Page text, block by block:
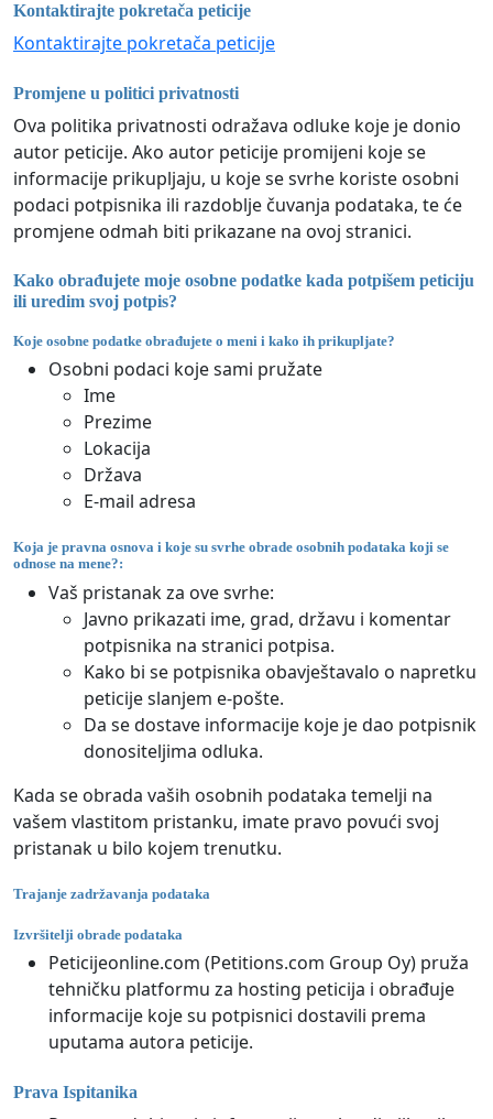
Kontaktirajte pokretača peticije
Kontaktirajte pokretača peticije
Promjene u politici privatnosti
Ova politika privatnosti odražava odluke koje je donio
autor peticije. Ako autor peticije promijeni koje se
informacije prikupljaju, u koje se svrhe koriste osobni
podaci potpisnika ili razdoblje čuvanja podataka, te će
promjene odmah biti prikazane na ovoj stranici.
Kako obrađujete moje osobne podatke kada potpišem peticiju
ili uredim svoj potpis?
Koje osobne podatke obrađujete o meni i kako ih prikupljate?
Osobni podaci koje sami pružate
Ime
Prezime
Lokacija
Država
E-mail adresa
Koja je pravna osnova i koje su svrhe obrade osobnih podataka koji se
odnose na mene?:
Vaš pristanak za ove svrhe:
Javno prikazati ime, grad, državu i komentar
potpisnika na stranici potpisa.
Kako bi se potpisnika obavještavalo o napretku
peticije slanjem e-pošte.
Da se dostave informacije koje je dao potpisnik
donositeljima odluka.
Kada se obrada vaših osobnih podataka temelji na
vašem vlastitom pristanku, imate pravo povući svoj
pristanak u bilo kojem trenutku.
Trajanje zadržavanja podataka
Izvršitelji obrade podataka
Peticijeonline.com (Petitions.com Group Oy) pruža
tehničku platformu za hosting peticija i obrađuje
informacije koje su potpisnici dostavili prema
uputama autora peticije.
Prava Ispitanika